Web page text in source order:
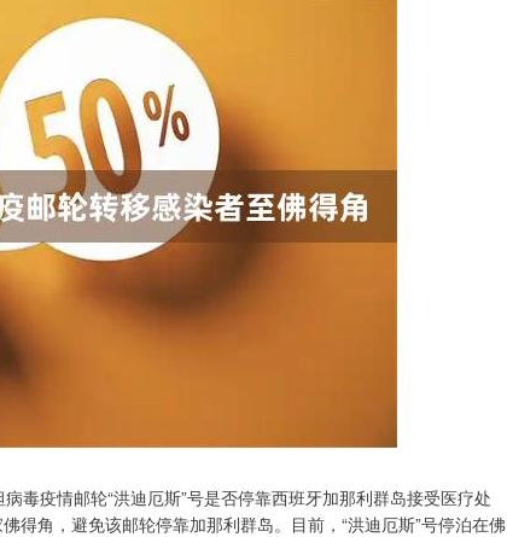
毒疫情邮轮“洪迪厄斯”号是否停靠西班牙加那利群岛接受医疗处
得角，避免该邮轮停靠加那利群岛。目前，“洪迪厄斯”号停泊在佛
创业板指 3577.20 61.64 1.75%